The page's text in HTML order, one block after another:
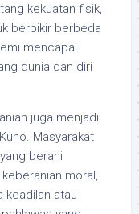
kekuatan fisik,
berpikir berbeda
mencapai
dunia dan diri
juga menjadi
Masyarakat
berani
moral,
keadilan atau